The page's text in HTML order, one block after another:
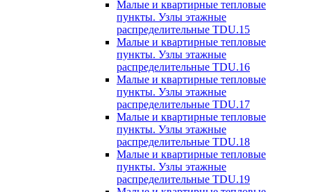
Малые и квартирные тепловые
пункты. Узлы этажные
распределительные TDU.15
Малые и квартирные тепловые
пункты. Узлы этажные
распределительные TDU.16
Малые и квартирные тепловые
пункты. Узлы этажные
распределительные TDU.17
Малые и квартирные тепловые
пункты. Узлы этажные
распределительные TDU.18
Малые и квартирные тепловые
пункты. Узлы этажные
распределительные TDU.19